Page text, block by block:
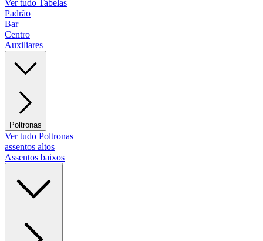
Ver tudo Tabelas
Padrão
Bar
Centro
Auxiliares
Poltronas
Ver tudo Poltronas
assentos altos
Assentos baixos